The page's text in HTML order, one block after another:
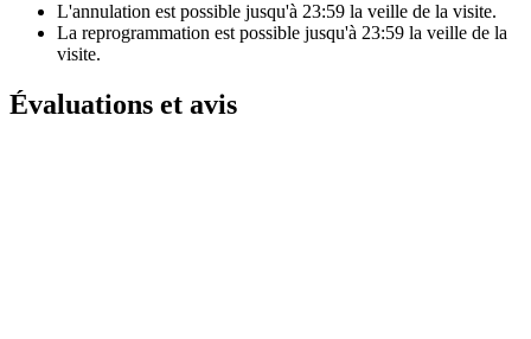
L'annulation est possible jusqu'à 23:59 la veille de la visite.
La reprogrammation est possible jusqu'à 23:59 la veille de la
visite.
Évaluations et avis